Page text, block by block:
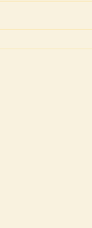
มโนรีย์ ตอน น